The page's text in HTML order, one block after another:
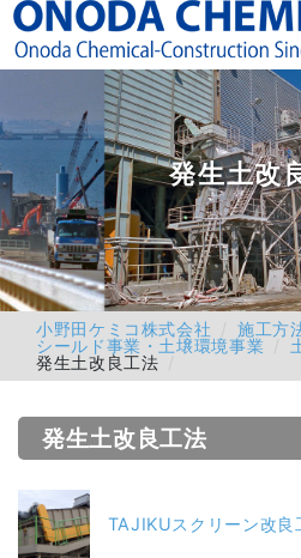
発生土改
小野田ケミコ株式会社
施工方
シールド事業・土壌環境事業
発生土改良工法
発生土改良工法
TAJIKUスクリーン改良